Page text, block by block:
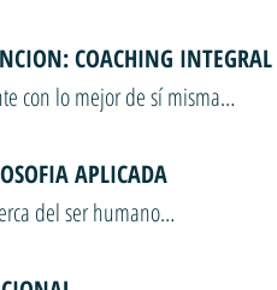
COACHING INTEGRAL
con lo mejor de sí misma…
APLICADA
del ser humano…